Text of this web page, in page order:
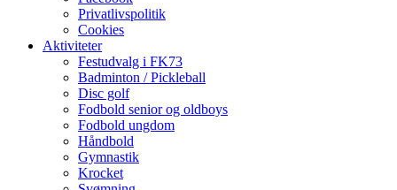
Privatlivspolitik
Cookies
Aktiviteter
Festudvalg i FK73
Badminton / Pickleball
Disc golf
Fodbold senior og oldboys
Fodbold ungdom
Håndbold
Gymnastik
Krocket